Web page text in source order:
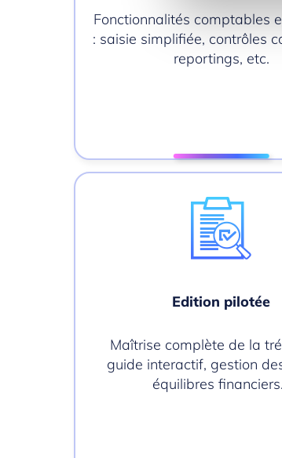
Fonctionnalités comptables
: saisie simplifiée, contrôles
reportings, etc.
Edition pilotée
Maîtrise complète de la
guide interactif, gestion
équilibres